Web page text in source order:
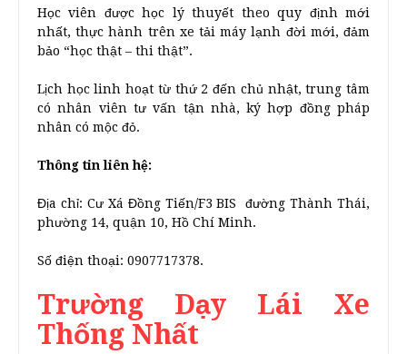
Học viên được học lý thuyết theo quy định mới
nhất, thực hành trên xe tải máy lạnh đời mới, đảm
bảo “học thật – thi thật”.
Lịch học linh hoạt từ thứ 2 đến chủ nhật, trung tâm
có nhân viên tư vấn tận nhà, ký hợp đồng pháp
nhân có mộc đỏ.
Thông tin liên hệ:
Địa chỉ: Cư Xá Đồng Tiến/F3 BIS đường Thành Thái,
phường 14, quận 10, Hồ Chí Minh.
Số điện thoại: 0907717378.
Trường Dạy Lái Xe
Thống Nhất